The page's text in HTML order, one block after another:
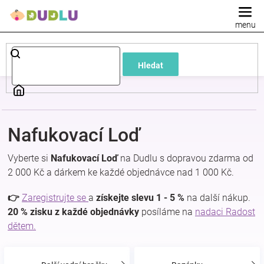
Hledat
Dětské
a
kojenecké
oblečení
Pokojíček
a
kojenecká
Nafukovací Loď
Vyberte si Nafukovací Loďna Dudlu s dopravou zdarma od
2 000 Kč a dárkem ke každé objednávce nad 1 000 Kč.
👉 Zaregistrujte se a získejte slevu 1 - 5 % na další nákup.
20 % zisku z každé objednávky posíláme na nadaci Radost
dětem.